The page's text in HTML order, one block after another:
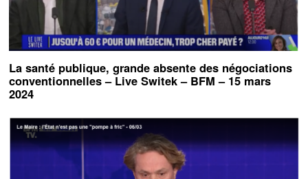
La santé publique, grande absente des négociations
conventionnelles – Live Switek – BFM – 15 mars
2024